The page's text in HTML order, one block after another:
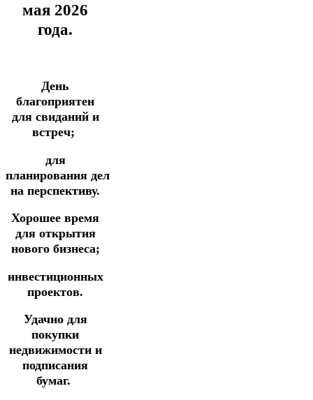
мая 2026
года.
День
благоприятен
для свиданий и
встреч;
для
планирования дел
на перспективу.
Хорошее время
для открытия
нового бизнеса;
инвестиционных
проектов.
Удачно для
покупки
недвижимости и
подписания
бумаг.